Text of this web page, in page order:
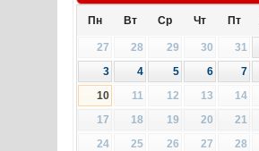
Пн Вт Ср Чт Пт
27 28 29 30 31
3
4 5 6 7
10
11 12 13 14
17
18 19 20 21
24
25 26 27 28